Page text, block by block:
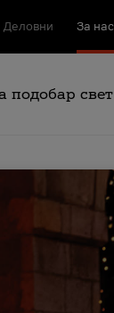
Деловни За нас
подобар свет